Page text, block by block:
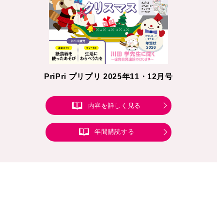
PriPri プリプリ 2025年11・12月号
内容を詳しく見る
年間購読する